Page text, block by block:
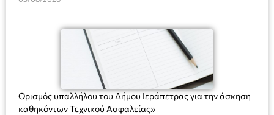
(Ν. 5314/2026).»
Ορισμός υπαλλήλου του Δήμου Ιεράπετρας για την άσκηση
καθηκόντων Τεχνικού Ασφαλείας»